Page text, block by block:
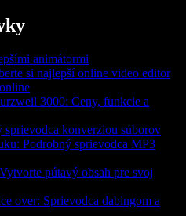
animátormi
si najlepší online video editor
3000: Ceny, funkcie a
konverziou súborov
Podrobný sprievodca MP3
pútavý obsah pre svoj
over: Sprievodca dabingom a